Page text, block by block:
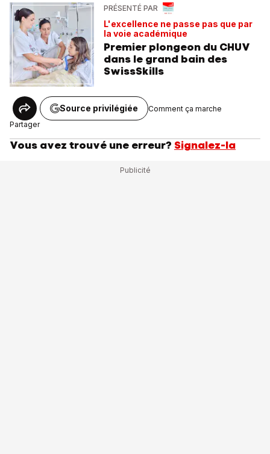
PRÉSENTÉ PAR
L'excellence ne passe pas que par
la voie académique
Premier plongeon du CHUV
dans le grand bain des
SwissSkills
Partager
Source privilégiée Comment ça marche
Vous avez trouvé une erreur? Signalez-la